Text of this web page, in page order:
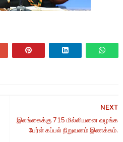
NEXT
இலங்கைக்கு 715 மில்லியனை வழங்க
பேர்ள் கப்பல் நிறுவனம் இணக்கம்.